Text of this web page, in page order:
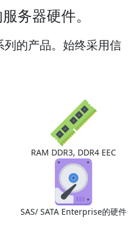
务器硬件。
的产品。始终采用信
RAM DDR3, DDR4 EEC
SAS/ SATA Enterprise的硬件